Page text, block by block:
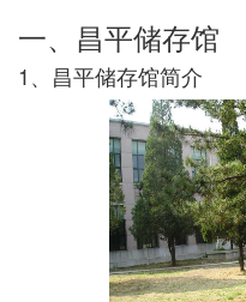
一、昌平储存馆
1、昌平储存馆简介